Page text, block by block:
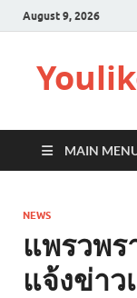
August 9, 2026
MAIN
NEWS
แพรวพร
แจ้งข่าว